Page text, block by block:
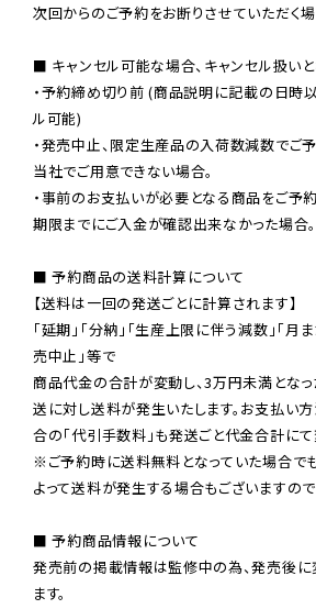
次回からのご予約をお断りさせていただく場
■ キャンセル可能な場合、キャンセル扱い
・予約締め切り前 (商品説明に記載の日時
ル可能)
・発売中止、限定生産品の入荷数減数でご
当社でご用意できない場合。
・事前のお支払いが必要となる商品をご予
期限までにご入金が確認出来なかった場合。
■ 予約商品の送料計算について
【送料は一回の発送ごとに計算されます】
「延期」「分納」「生産上限に伴う減数」「月
売中止」等で
商品代金の合計が変動し、3万円未満とな
送に対し送料が発生いたします。お支払い
※ご予約時に送料無料となっていた場合で
よって送料が発生する場合もございますので
■ 予約商品情報について
発売前の掲載情報は監修中の為、発売後に
ます。